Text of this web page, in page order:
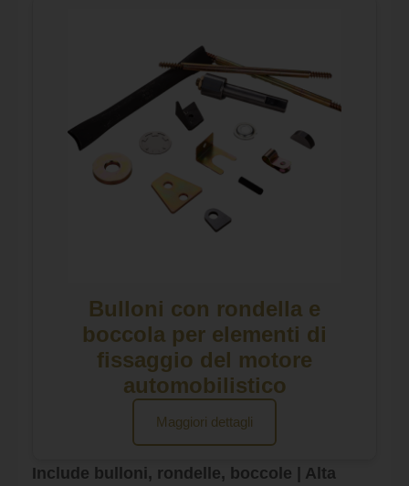
Bulloni con rondella e
boccola per elementi di
fissaggio del motore
automobilistico
Maggiori dettagli
Include bulloni, rondelle, boccole | Alta